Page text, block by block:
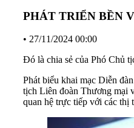
PHÁT TRIỂN BỀN
• 27/11/2024 00:00
Đó là chia sẻ của Phó Chủ
Phát biểu khai mạc Diễn
tịch Liên đoàn Thương mại
quan hệ trực tiếp với các